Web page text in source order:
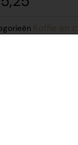
Koffie en